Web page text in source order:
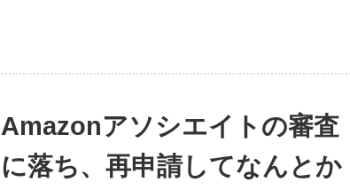
Amazonアソシエイトの審査
に落ち、再申請してなんとか